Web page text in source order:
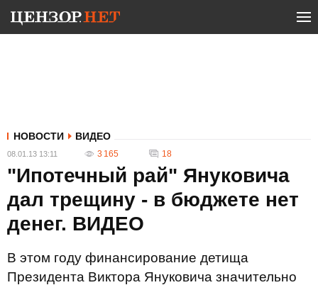
НОВОСТИ ВИДЕО
08.01.13 13:11 3 165 18
"Ипотечный рай" Януковича
дал трещину - в бюджете нет
денег. ВИДЕО
В этом году финансирование детища
Президента Виктора Януковича значительно